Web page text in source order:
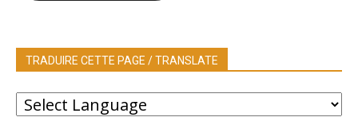
TRADUIRE CETTE PAGE / TRANSLATE